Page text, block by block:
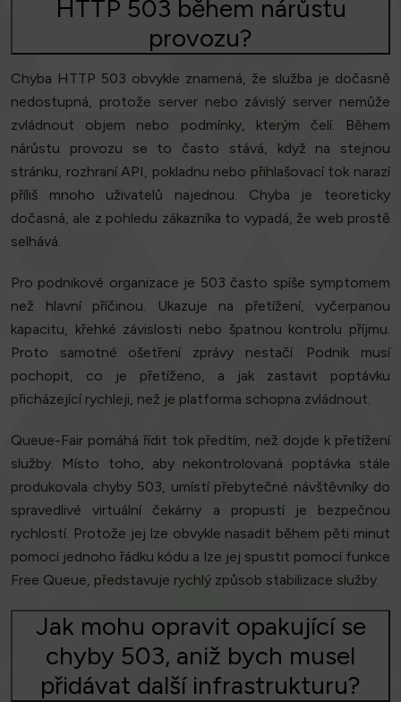
HTTP 503 během nárůstu
provozu?
Chyba HTTP 503 obvykle znamená, že služba je dočasně
nedostupná, protože server nebo závislý server nemůže
zvládnout objem nebo podmínky, kterým čelí. Během
nárůstu provozu se to často stává, když na stejnou
stránku, rozhraní API, pokladnu nebo přihlašovací tok narazí
příliš mnoho uživatelů najednou. Chyba je teoreticky
dočasná, ale z pohledu zákazníka to vypadá, že web prostě
selhává.
Pro podnikové organizace je 503 často spíše symptomem
než hlavní příčinou. Ukazuje na přetížení, vyčerpanou
kapacitu, křehké závislosti nebo špatnou kontrolu příjmu.
Proto samotné ošetření zprávy nestačí. Podnik musí
pochopit, co je přetíženo, a jak zastavit poptávku
přicházející rychleji, než je platforma schopna zvládnout.
Queue-Fair pomáhá řídit tok předtím, než dojde k přetížení
služby. Místo toho, aby nekontrolovaná poptávka stále
produkovala chyby 503, umístí přebytečné návštěvníky do
spravedlivé virtuální čekárny a propustí je bezpečnou
rychlostí. Protože jej lze obvykle nasadit během pěti minut
pomocí jednoho řádku kódu a lze jej spustit pomocí funkce
Free Queue, představuje rychlý způsob stabilizace služby.
Jak mohu opravit opakující se
chyby 503, aniž bych musel
přidávat další infrastrukturu?